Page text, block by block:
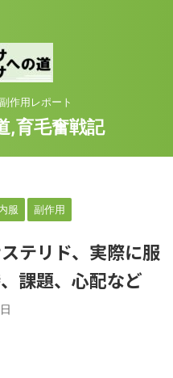
作用レポート
,育毛奮戦記
服 副作用
テリド、実際に服
課題、心配など